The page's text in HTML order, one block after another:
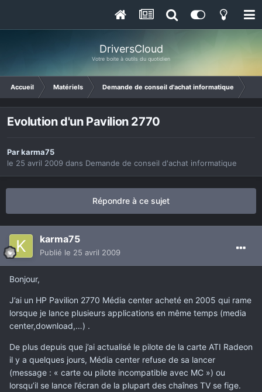
DriversCloud
Votre boite à outils du quotidien
Accueil Matériels Demande de conseil d'achat informatique
Evolution d'un Pavilion 2770
Parkarma75
le 25 avril 2009 dans Demande de conseil d'achat informatique
Répondre à ce sujet
karma75
Publié le 25 avril 2009
Bonjour,
J’ai un HP Pavilion 2770 Média center acheté en 2005 qui rame
lorsque je lance plusieurs applications en même temps (media
center,download,…) .
De plus depuis que j’ai actualisé le pilote de la carte ATI Radeon
il y a quelques jours, Média center refuse de sa lancer
(message : « carte ou pilote incompatible avec MC ») ou
lorsqu’il se lance l’écran de la plupart des chaînes TV se fige.